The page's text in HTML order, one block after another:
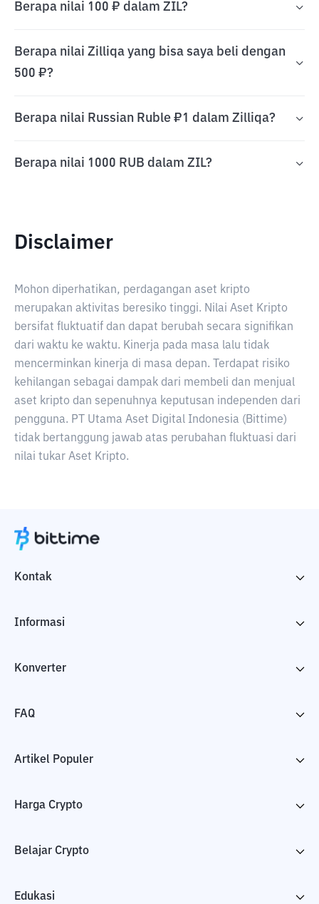
Berapa nilai 100 ₽ dalam ZIL?
Berapa nilai Zilliqa yang bisa saya beli dengan
500 ₽?
Berapa nilai Russian Ruble ₽1 dalam Zilliqa?
Berapa nilai 1000 RUB dalam ZIL?
Disclaimer
Mohon diperhatikan, perdagangan aset kripto
merupakan aktivitas beresiko tinggi. Nilai Aset Kripto
bersifat fluktuatif dan dapat berubah secara signifikan
dari waktu ke waktu. Kinerja pada masa lalu tidak
mencerminkan kinerja di masa depan. Terdapat risiko
kehilangan sebagai dampak dari membeli dan menjual
aset kripto dan sepenuhnya keputusan independen dari
pengguna. PT Utama Aset Digital Indonesia (Bittime)
tidak bertanggung jawab atas perubahan fluktuasi dari
nilai tukar Aset Kripto.
Kontak
Informasi
Konverter
FAQ
Artikel Populer
Harga Crypto
Belajar Crypto
Edukasi